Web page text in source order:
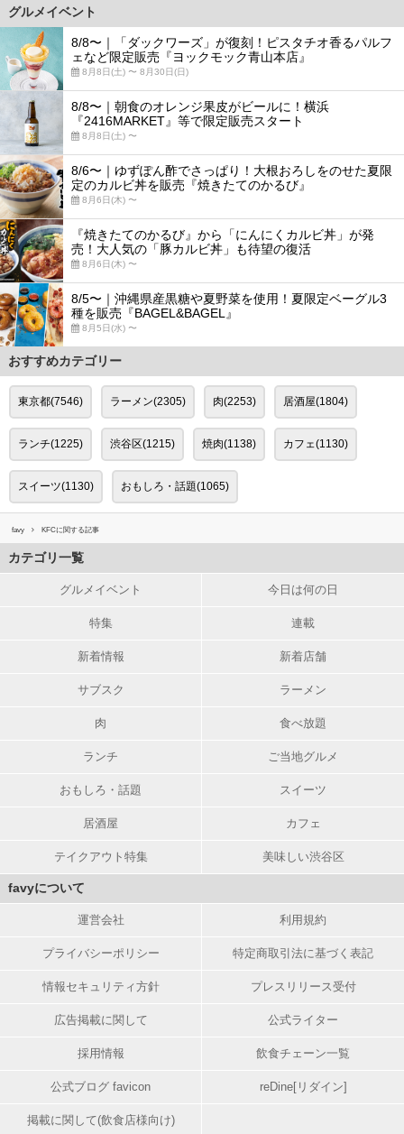
グルメイベント
8/8〜｜「ダックワーズ」が復刻！ピスタチオ香るパルフ
ェなど限定販売『ヨックモック青山本店』
8月8日(土) 〜 8月30日(日)
8/8〜｜朝食のオレンジ果皮がビールに！横浜
『2416MARKET』等で限定販売スタート
8月8日(土) 〜
8/6〜｜ゆずぽん酢でさっぱり！大根おろしをのせた夏限
定のカルビ丼を販売『焼きたてのかるび』
8月6日(木) 〜
『焼きたてのかるび』から「にんにくカルビ丼」が発
売！大人気の「豚カルビ丼」も待望の復活
8月6日(木) 〜
8/5〜｜沖縄県産黒糖や夏野菜を使用！夏限定ベーグル3
種を販売『BAGEL&BAGEL』
8月5日(水) 〜
おすすめカテゴリー
東京都(7546) ラーメン(2305) 肉(2253) 居酒屋(1804)
ランチ(1225) 渋谷区(1215) 焼肉(1138) カフェ(1130)
スイーツ(1130) おもしろ・話題(1065)
favy KFCに関する記事
カテゴリ一覧
グルメイベント 今日は何の日
特集 連載
新着情報 新着店舗
サブスク ラーメン
肉 食べ放題
ランチ ご当地グルメ
おもしろ・話題 スイーツ
居酒屋 カフェ
テイクアウト特集 美味しい渋谷区
favyについて
運営会社 利用規約
プライバシーポリシー 特定商取引法に基づく表記
情報セキュリティ方針 プレスリリース受付
広告掲載に関して 公式ライター
採用情報 飲食チェーン一覧
公式ブログ favicon reDine[リダイン]
掲載に関して(飲食店様向け)